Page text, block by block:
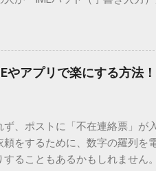
旧字や外字、特殊記号を呼び
う難しい漢字の入力で手を
、なぜ普通の変換で出てこな
日本のパソコンで一般的に使
整理されています。しかし、
「JISコード」といった 文字
ています。変換候補に出な
2. Windows標準機能！文字コ
やアプリで楽にする方法
、ポストに「不在連絡票」
をするために、数字の羅列
ることもあるかもしれません